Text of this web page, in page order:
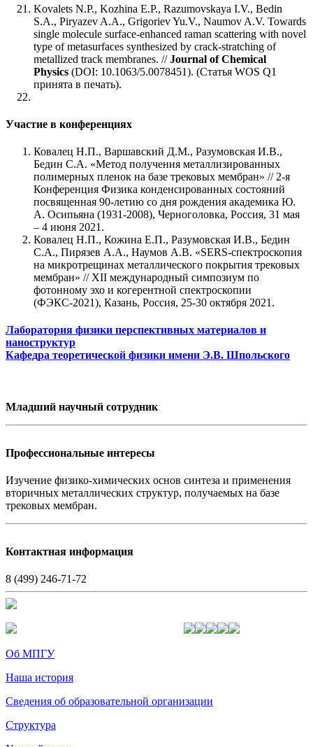
Kovalets N.P., Kozhina E.P., Razumovskaya I.V., Bedin
S.A., Piryazev A.A., Grigoriev Yu.V., Naumov A.V. Towards
single molecule surface-enhanced raman scattering with novel
type of metasurfaces synthesized by crack-stratching of
metallized track membranes. //Journal of Chemical
Physics (DOI: 10.1063/5.0078451). (Статья WOS Q1
принята в печать).
Участие в конференциях
Ковалец Н.П., Варшавский Д.М., Разумовская И.В.,
Бедин С.А. «Метод получения металлизированных
полимерных пленок на базе трековых мембран» // 2-я
Конференция Физика конденсированных состояний
посвященная 90-летию со дня рождения академика Ю.
А. Осипьяна (1931-2008), Черноголовка, Россия, 31 мая
– 4 июня 2021.
Ковалец Н.П., Кожина Е.П., Разумовская И.В., Бедин
С.А., Пирязев A.A., Наумов A.В. «SERS-спектроскопия
на микротрещинах металлического покрытия трековых
мембран» // XII международный симпозиум по
фотонному эхо и когерентной спектроскопии
(ФЭКС-2021), Казань, Россия, 25-30 октября 2021.
Лаборатория физики перспективных материалов и
наноструктур
Кафедра теоретической физики имени Э.В. Шпольского
Младший научный сотрудник
Профессиональные интересы
Изучение физико-химических основ синтеза и применения
вторичных металлических структур, получаемых на базе
трековых мембран.
Контактная информация
8 (499) 246-71-72
Об МПГУ
Наша история
Сведения об образовательной организации
Структура